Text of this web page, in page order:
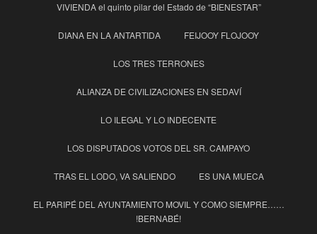
VIVIENDA el quinto pilar del Estado de “BIENESTAR”
DIANA EN LA ANTARTIDA FEIJOOY FLOJOOY
LOS TRES TERRONES
ALIANZA DE CIVILIZACIONES EN SEDAVÍ
LO ILEGAL Y LO INDECENTE
LOS DISPUTADOS VOTOS DEL SR. CAMPAYO
TRAS EL LODO, VA SALIENDO ES UNA MUECA
EL PARIPÉ DEL AYUNTAMIENTO MOVIL Y COMO SIEMPRE……
!BERNABÉ!